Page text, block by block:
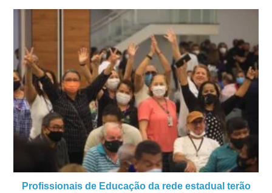
Profissionais de Educação da rede estadual terão